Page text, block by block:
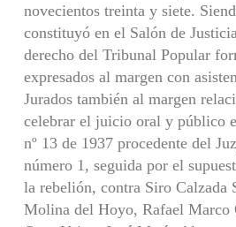
novecientos treinta y siete.
constituyó en el Salón de
derecho del Tribunal Popular
expresados al margen con
Jurados también al margen
celebrar el juicio oral y público
nº 13 de 1937 procedente del
número 1, seguida por el
la rebelión, contra Siro Calzada
Molina del Hoyo, Rafael Marco